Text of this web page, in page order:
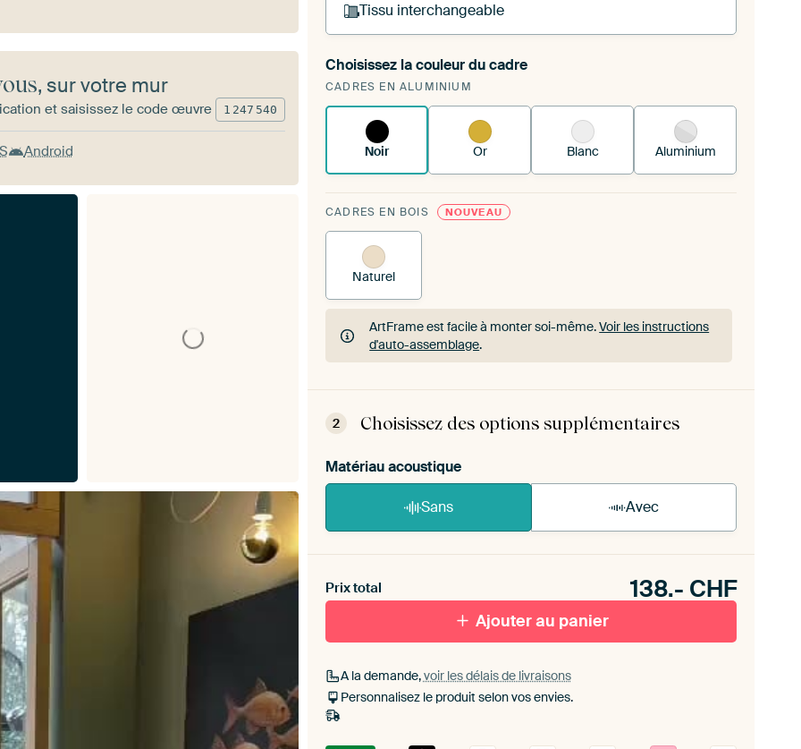
Tissu interchangeable
Vous tendez une nouvelle impression dans votre cadre d'art
existantVoici comment cela fonctionne.
Choisissez la couleur du cadre
CADRES EN ALUMINIUM
Noir Or Blanc Aluminium
CADRES EN BOIS NOUVEAU
Naturel
ArtFrame est facile à monter soi-même.Voir les instructions
d'auto-assemblage.
ArtFrame est facile à monter soi-même.Voir les instructions
2
Choisissez des options supplémentaires
Matériau acoustique
Sans Avec
toe aan je ArtFrame set.
Prix total 138.- CHF
Ajouter au panier
A la demande,voir les délais de livraisons
Personnalisez le produit selon vos envies.
, sur votre mur
et saisissez le code œuvre 1 247 540
Android